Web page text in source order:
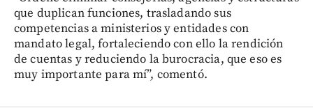
que duplican funciones, trasladando sus
competencias a ministerios y entidades con
mandato legal, fortaleciendo con ello la rendición
de cuentas y reduciendo la burocracia, que eso es
muy importante para mí”, comentó.